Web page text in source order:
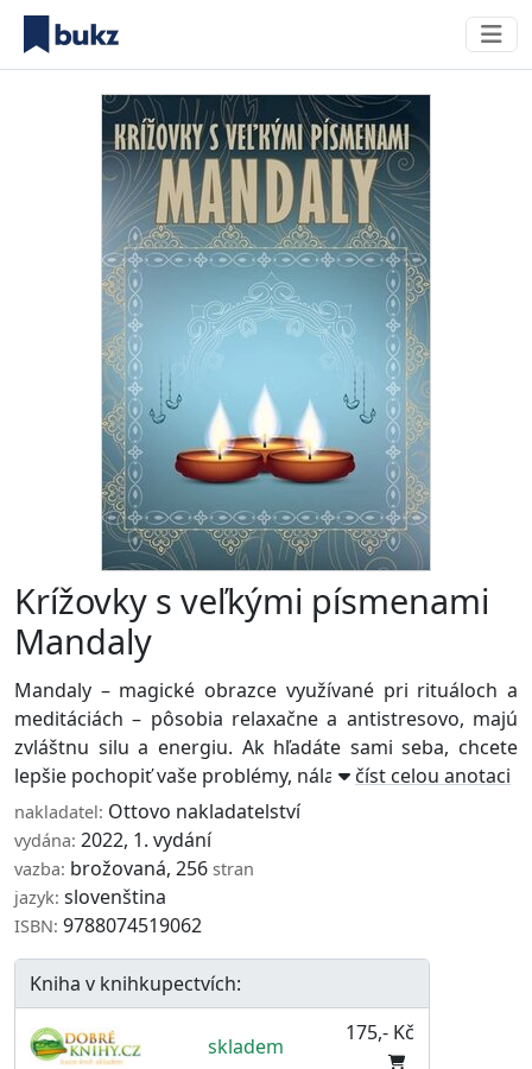
Krížovky s veľkými písmenami
Mandaly
Mandaly – magické obrazce využívané pri rituáloch a
meditáciách – pôsobia relaxačne a antistresovo, majú
zvláštnu silu a energiu. Ak hľadáte sami seba, chcete
lepšie pochopiť vaše problémy, nálady ...číst celou anotaci
nakladatel: Ottovo nakladatelství
vydána: 2022, 1. vydání
vazba: brožovaná, 256 stran
jazyk: slovenština
ISBN: 9788074519062
Kniha v knihkupectvích:
skladem
175,- Kč